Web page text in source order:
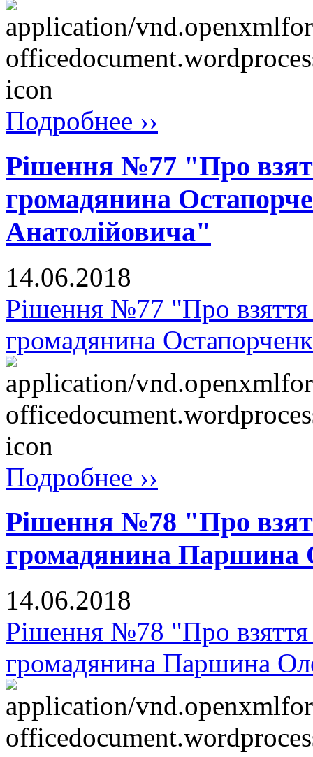
Подробнее ››
Рішення №77 "Про
громадянина
Анатолійовича"
14.06.2018
Рішення №77 "Про взяття
громадянина
Подробнее ››
Рішення №78 "Про
громадянина Паршина
14.06.2018
Рішення №78 "Про взяття
громадянина Паршина